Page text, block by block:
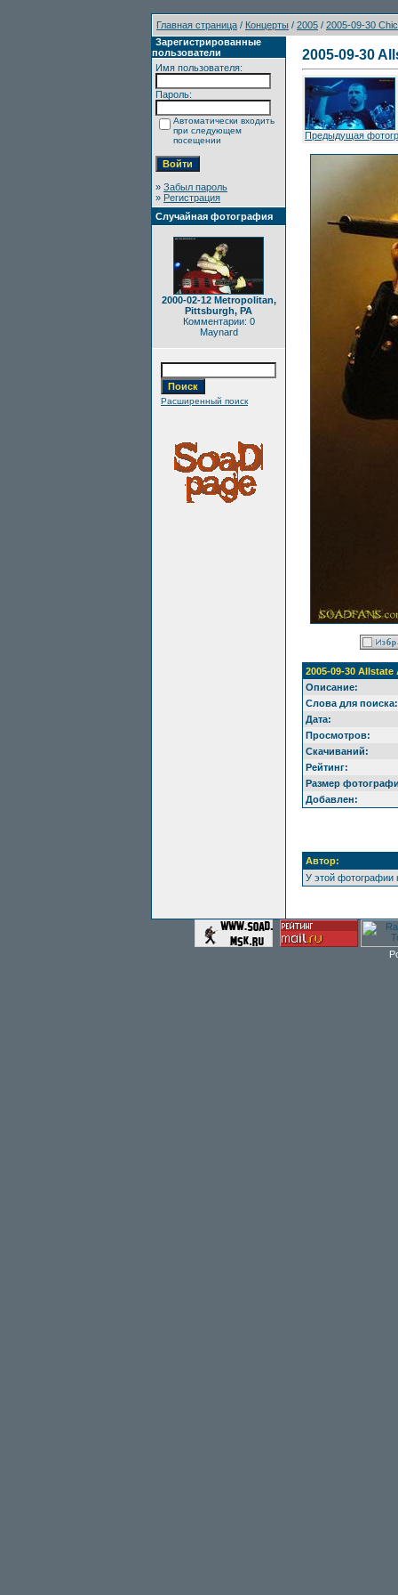
Главная страница / Концерты / 2005 / 2005-09-30
Зарегистрированные
пользователи
Имя пользователя:
Пароль:
Автоматически входить
при следующем
посещении
» Забыл пароль
» Регистрация
Случайная фотография
2000-02-12 Metropolitan,
Pittsburgh, PA
Комментарии: 0
Maynard
Расширенный поиск
2005-09-30
Предыдущая
2005-09-30
Описание:
Слова для поиска:
Дата:
Просмотров:
Скачиваний:
Рейтинг:
Размер
Добавлен:
Автор:
У этой фотографии